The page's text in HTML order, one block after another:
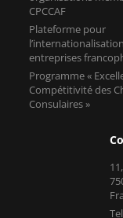
CPCCAF
Plateforme pour
entreprises
Programme «
Compétitivité des
Consulaires »